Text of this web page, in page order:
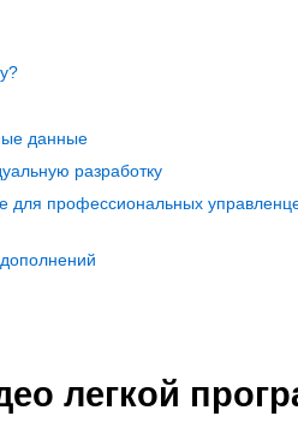
данные
разработку
для профессиональных
легкой